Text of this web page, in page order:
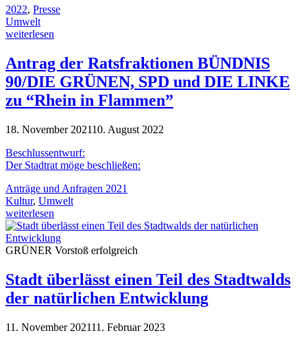
2022, Presse
Umwelt
weiterlesen
Antrag der Ratsfraktionen BÜNDNIS
90/DIE GRÜNEN, SPD und DIE LINKE
zu “Rhein in Flammen”
18. November 202110. August 2022
Beschlussentwurf:
Der Stadtrat möge beschließen:
Anträge und Anfragen 2021
Kultur, Umwelt
weiterlesen
GRÜNER Vorstoß erfolgreich
Stadt überlässt einen Teil des Stadtwalds
der natürlichen Entwicklung
11. November 202111. Februar 2023